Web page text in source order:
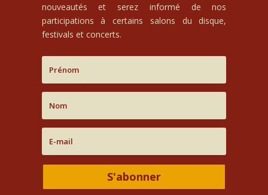
nouveautés et serez informé de nos
participations à certains salons du disque,
festivals et concerts.
S'abonner